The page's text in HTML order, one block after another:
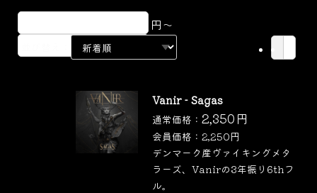
円～
円
Vanir - Sagas
通常価格：2,350 円
会員価格：2,250円
デンマーク産ヴァイキングメタ
ラーズ、Vanirの3年振り6thフ
ル。